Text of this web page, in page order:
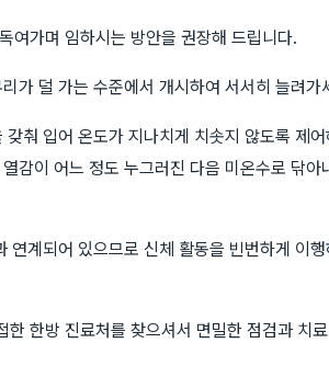
여가며 임하시는 방안을 권장해 드립니다.
가 덜 가는 수준에서 개시하여 서서히 늘려가
춰 입어 온도가 지나치게 치솟지 않도록 제
감이 어느 정도 누그러진 다음 미온수로 닦아
연계되어 있으므로 신체 활동을 빈번하게 이
한방 진료처를 찾으셔서 면밀한 점검과 치료